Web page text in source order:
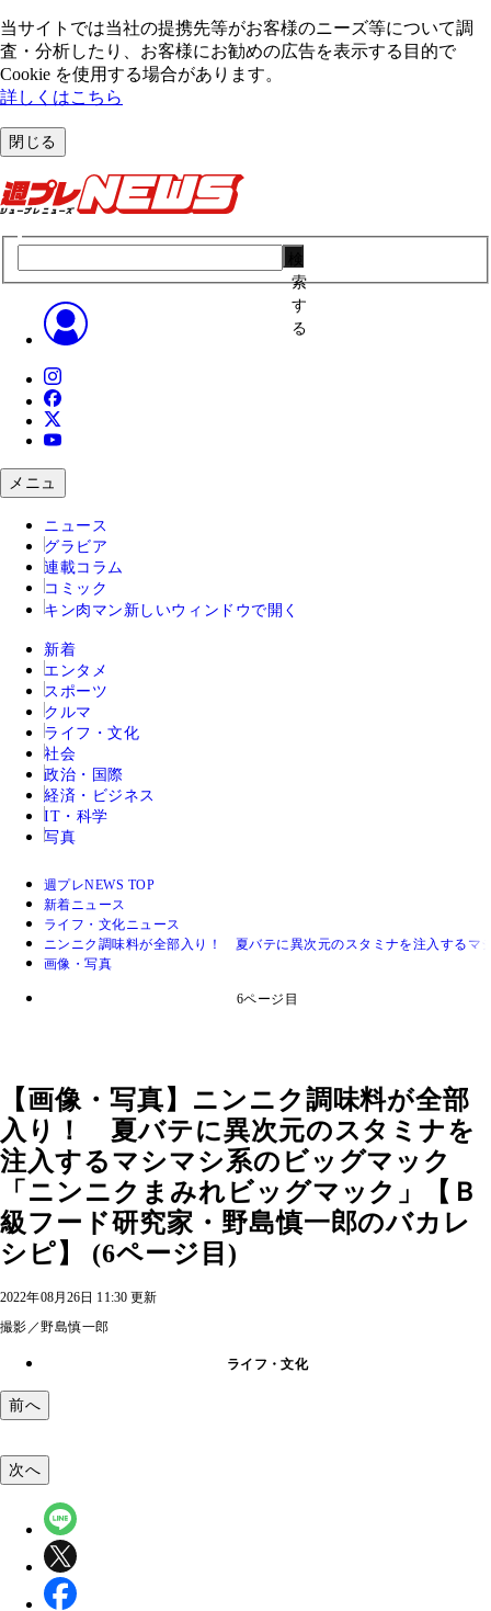
当サイトでは当社の提携先等がお客様のニーズ等について調
査・分析したり、お客様にお勧めの広告を表⽰する⽬的で
Cookie を使⽤する場合があります。
詳しくはこちら
閉じる
索
す
る
メニュ
ニュース
グラビア
連載コラム
コミック
キン肉マン 新しいウィンドウで開く
新着
エンタメ
スポーツ
クルマ
ライフ・文化
社会
政治・国際
経済・ビジネス
IT・科学
写真
週プレNEWS TOP
新着ニュース
ライフ・文化ニュース
ニンニク調味料が全部入り！ 夏バテに異次元のスタミナを注入するマ
画像・写真
6ページ目
【画像・写真】ニンニク調味料が全部
入り！ 夏バテに異次元のスタミナを
注入するマシマシ系のビッグマック
「ニンニクまみれビッグマック」【Ｂ
級フード研究家・野島慎一郎のバカレ
シピ】 (6ページ目)
2022年08月26日 11:30 更新
撮影／野島慎一郎
ライフ・文化
前へ
次へ